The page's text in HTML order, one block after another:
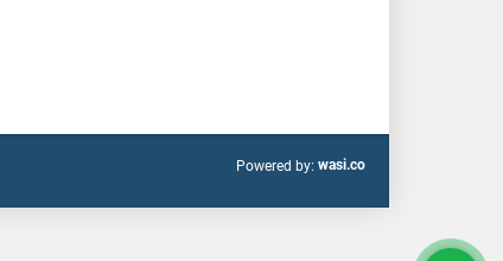
Powered by: wasi.co